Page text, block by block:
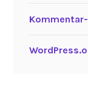
Kommentar-